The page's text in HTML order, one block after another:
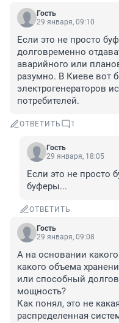
Гость
29 января, 09:10
Если это не просто
долговременно
аварийного или
разумно. В Киеве вот
электрогенераторов
потребителей.
ОТВЕТИТЬ 1
Гость
29 января, 18:05
Если это не просто
буферы...
ОТВЕТИТЬ
Гость
29 января, 09:08
А на основании
какого объема
или способный
мощность?
Как понял, это не
распределенная